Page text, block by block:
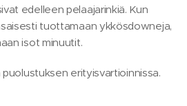
edelleen pelaajarinkiä. Kun
tuottamaan ykkösdowneja,
isot minuutit.
erityisvartioinnissa.